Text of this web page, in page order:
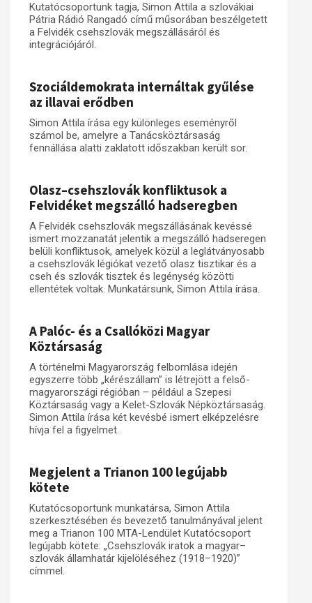
Kutatócsoportunk tagja, Simon Attila a szlovákiai
Pátria Rádió Rangadó című műsorában beszélgetett
a Felvidék csehszlovák megszállásáról és
integrációjáról.
Szociáldemokrata internáltak gyűlése
az illavai erődben
Simon Attila írása egy különleges eseményről
számol be, amelyre a Tanácsköztársaság
fennállása alatti zaklatott időszakban került sor.
Olasz–csehszlovák konfliktusok a
Felvidéket megszálló hadseregben
A Felvidék csehszlovák megszállásának kevéssé
ismert mozzanatát jelentik a megszálló hadseregen
belüli konfliktusok, amelyek közül a leglátványosabb
a csehszlovák légiókat vezető olasz tisztikar és a
cseh és szlovák tisztek és legénység közötti
ellentétek voltak. Munkatársunk, Simon Attila írása.
A Palóc- és a Csallóközi Magyar
Köztársaság
A történelmi Magyarország felbomlása idején
egyszerre több „kérészállam” is létrejött a felső-
magyarországi régióban – például a Szepesi
Köztársaság vagy a Kelet-Szlovák Népköztársaság.
Simon Attila írása két kevésbé ismert elképzelésre
hívja fel a figyelmet.
Megjelent a Trianon 100 legújabb
kötete
Kutatócsoportunk munkatársa, Simon Attila
szerkesztésében és bevezető tanulmányával jelent
meg a Trianon 100 MTA-Lendület Kutatócsoport
legújabb kötete: „Csehszlovák iratok a magyar–
szlovák államhatár kijelöléséhez (1918–1920)”
címmel.